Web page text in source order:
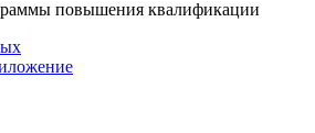
повышения квалификации